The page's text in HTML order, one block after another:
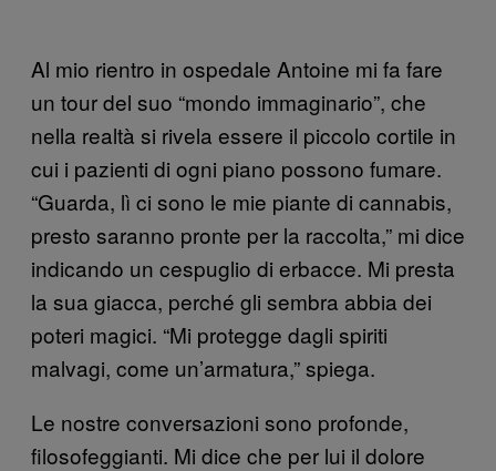
Al mio rientro in ospedale Antoine mi fa fare
un tour del suo “mondo immaginario”, che
nella realtà si rivela essere il piccolo cortile in
cui i pazienti di ogni piano possono fumare.
“Guarda, lì ci sono le mie piante di cannabis,
presto saranno pronte per la raccolta,” mi dice
indicando un cespuglio di erbacce. Mi presta
la sua giacca, perché gli sembra abbia dei
poteri magici. “Mi protegge dagli spiriti
malvagi, come un’armatura,” spiega.
Le nostre conversazioni sono profonde,
filosofeggianti. Mi dice che per lui il dolore